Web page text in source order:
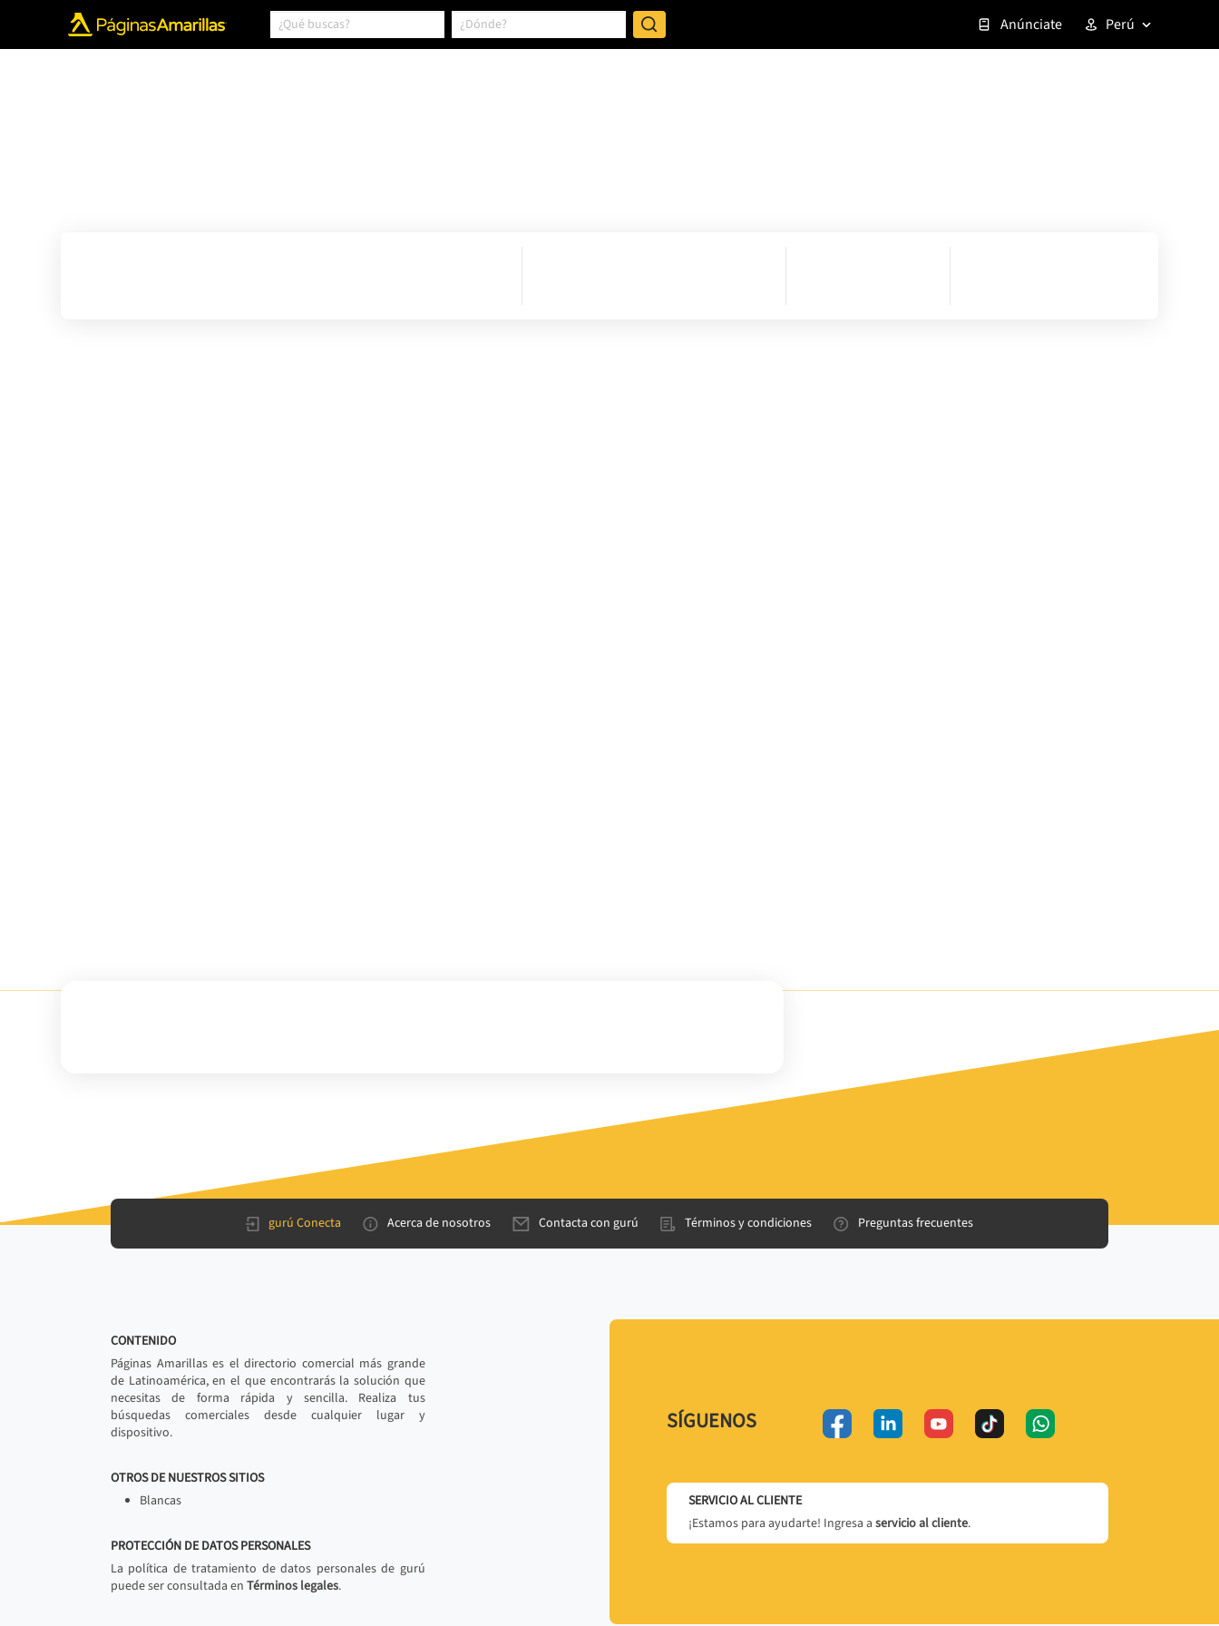
Anúnciate Perú
gurú Conecta Acerca de nosotros Contacta con gurú Términos y condiciones Preguntas frecuentes
CONTENIDO
Páginas Amarillas es el directorio comercial más grande
de Latinoamérica, en el que encontrarás la solución que
necesitas de forma rápida y sencilla. Realiza tus
búsquedas comerciales desde cualquier lugar y
dispositivo.
OTROS DE NUESTROS SITIOS
Blancas
PROTECCIÓN DE DATOS PERSONALES
La política de tratamiento de datos personales de gurú
puede ser consultada en Términos legales.
SÍGUENOS
SERVICIO AL CLIENTE
¡Estamos para ayudarte! Ingresa a servicio al cliente.